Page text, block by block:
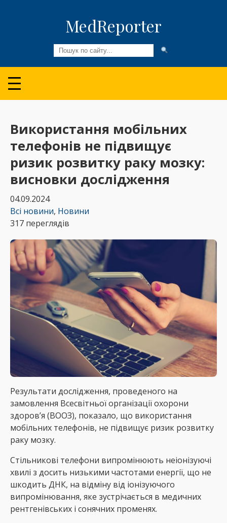
MedReporter
Всі новини
Огляди та Аналітика
Медспільнота
Колонки
Відео
Використання мобільних
телефонів не підвищує
ризик розвитку раку мозку:
висновки дослідження
04.09.2024
Всі новини, Новини
317 переглядів
Результати дослідження, проведеного на
замовлення Всесвітньої організації охорони
здоров’я (ВООЗ), показало, що використання
мобільних телефонів, не підвищує ризик розвитку
раку мозку.
Стільникові телефони випромінюють неіонізуючі
хвилі з досить низькими частотами енергії, що не
шкодить ДНК, на відміну від іонізуючого
випромінювання, яке зустрічається в медичних
рентгенівських і сонячних променях.